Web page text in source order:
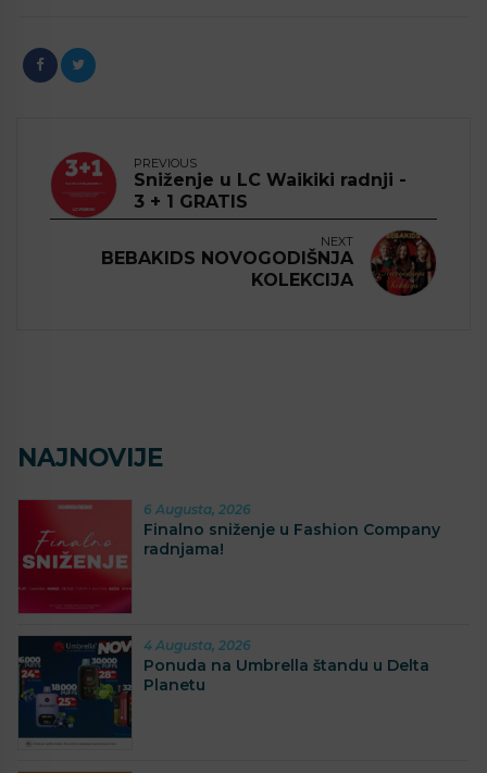
PREVIOUS
Sniženje u LC Waikiki radnji -
3 + 1 GRATIS
NEXT
BEBAKIDS NOVOGODIŠNJA
KOLEKCIJA
NAJNOVIJE
6 Augusta, 2026
Finalno sniženje u Fashion Company
radnjama!
4 Augusta, 2026
Ponuda na Umbrella štandu u Delta
Planetu